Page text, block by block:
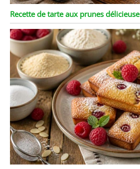
Recette de tarte aux prunes délicieuse